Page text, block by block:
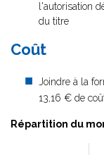
l'autorisation
du titre
Coût
Joindre à la
13,16 € de
Répartition du